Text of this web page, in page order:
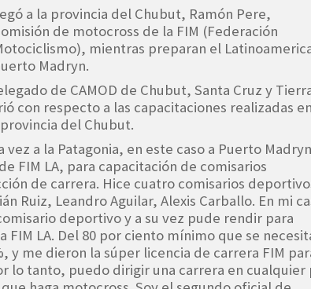
a la provincia del Chubut, Ramón Pere,
de motocross de la FIM (Federación
mientras preparan el
Madryn.
de CAMOD de Chubut, Santa Cruz y
con respecto a las capacitaciones realizadas
del Chubut.
a la Patagonia, en este caso a Puerto
FIM LA, para capacitación de comisarios
de carrera. Hice cuatro comisarios
Ruiz, Leandro Aguilar, Alexis Carballo. En mi
deportivo y a su vez pude rendir para
FIM LA. Del 80 por ciento mínimo que se
y me dieron la súper licencia de carrera FIM
lo tanto, puedo dirigir una carrera en cualquier